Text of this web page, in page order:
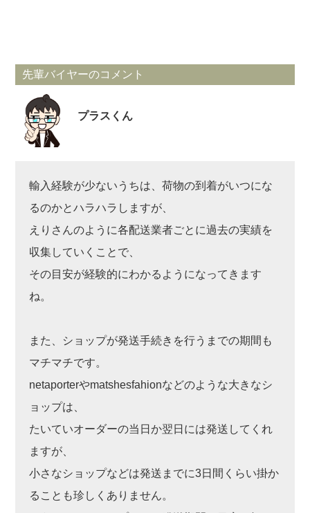
先輩バイヤーのコメント
プラスくん
輸入経験が少ないうちは、荷物の到着がいつにな
るのかとハラハラしますが、
えりさんのように各配送業者ごとに過去の実績を
収集していくことで、
その目安が経験的にわかるようになってきます
ね。
また、ショップが発送手続きを行うまでの期間も
マチマチです。
netaporterやmatshesfahionなどのような大きなシ
ョップは、
たいていオーダーの当日か翌日には発送してくれ
ますが、
小さなショップなどは発送までに3日間くらい掛か
ることも珍しくありません。